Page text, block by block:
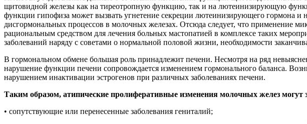
щитовидной железы как на тиреотропную функцию, так и на лютеинизирующую
функции гипофиза может вызвать угнетение секреции лютеинизирующего гормона и
дисгормональных процессов в молочных железах. Отсюда следует, что применение
рациональным средством для лечения больных мастопатией в комплексе таких
заболеваний наряду с советами о нормальной половой жизни, необходимости
В гормональном обмене большая роль принадлежит печени. Несмотря на ряд
нарушение функции печени сопровождается изменением гормонального баланса.
нарушением инактивации эстрогенов при различных заболеваниях печени.
Таким образом, атипические пролиферативные изменения молочных желез могут
• сопутствующие или перенесенные заболевания гениталий;